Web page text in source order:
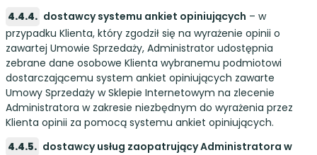
dostawcy systemu ankiet opiniujących – w
przypadku Klienta, który zgodził się na wyrażenie opinii o
zawartej Umowie Sprzedaży, Administrator udostępnia
zebrane dane osobowe Klienta wybranemu podmiotowi
dostarczającemu system ankiet opiniujących zawarte
Umowy Sprzedaży w Sklepie Internetowym na zlecenie
Administratora w zakresie niezbędnym do wyrażenia przez
Klienta opinii za pomocą systemu ankiet opiniujących.
dostawcy usług zaopatrujący Administratora w